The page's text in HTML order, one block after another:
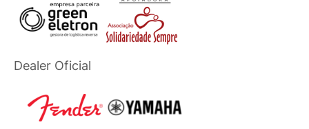
Dealer Oficial